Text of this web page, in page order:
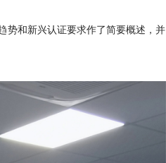
势和新兴认证要求作了简要概述，并